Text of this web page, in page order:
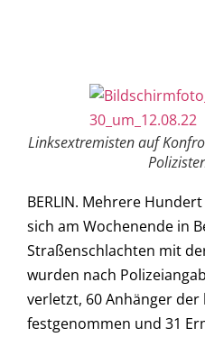
Linksextremisten auf
BERLIN. Mehrere
sich am Wochenende in
Straßenschlachten mit
wurden nach
verletzt, 60 Anhänger der
festgenommen und 31